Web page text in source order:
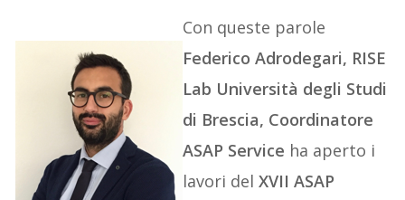
Con queste parole
FedericoAdrodegari, RISE
Lab Università degli Studi
di Brescia, Coordinatore
ASAP Service ha aperto i
lavori delXVII ASAP